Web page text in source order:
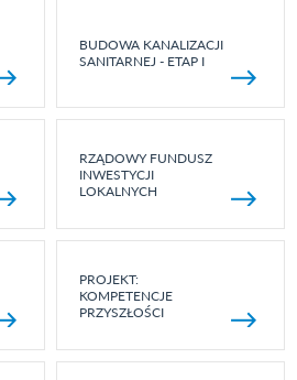
BUDOWA KANALIZACJI
SANITARNEJ - ETAP I
RZĄDOWY FUNDUSZ
INWESTYCJI
LOKALNYCH
PROJEKT:
KOMPETENCJE
PRZYSZŁOŚCI